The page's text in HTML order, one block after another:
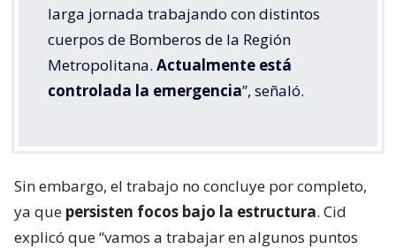
larga jornada trabajando con distintos
cuerpos de Bomberos de la Región
Metropolitana. Actualmente está
controlada la emergencia”, señaló.
Sin embargo, el trabajo no concluye por completo,
ya que persisten focos bajo la estructura. Cid
explicó que “vamos a trabajar en algunos puntos